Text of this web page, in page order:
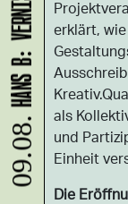
erklärt,
als
und
Einheit
Die
09.08.